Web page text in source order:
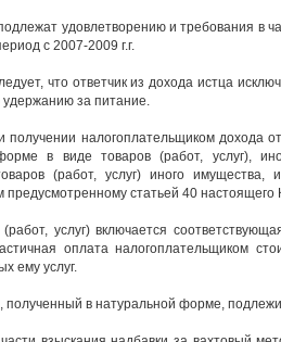
удовлетворению и требования в
с 2007-2009 г.г.
что ответчик из дохода истца
за питание.
получении налогоплательщиком дохода
в виде товаров (работ, услуг),
(работ, услуг) иного
статьей 40 настоящего
услуг) включается
оплата налогоплательщиком
ему услуг.
полученный в натуральной форме,